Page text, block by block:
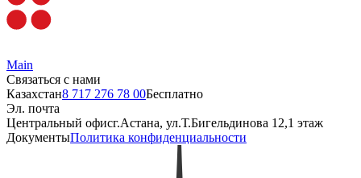
Main
Связаться с нами
Казахстан8 717 276 78 00Бесплатно
Эл. почта
Центральный офисг.Астана, ул.Т.Бигельдинова 12,1 этаж
ДокументыПолитика конфиденциальности